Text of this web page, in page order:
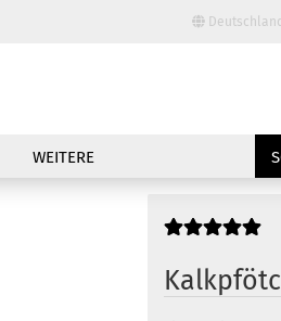
Deutschland
WEITERE